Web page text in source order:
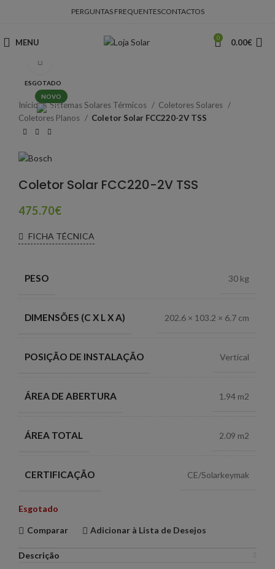
PERGUNTAS FREQUENTESCONTACTOS
MENU 0 0.00€
ESGOTADO
NOVO
Início Sistemas Solares Térmicos
Coletores Solares
Coletores Planos
Coletor Solar FCC220-2V TSS
Coletor Solar FCC220-2V TSS
475.70€
FICHA TÉCNICA
PESO 30 kg
DIMENSÕES (C X L X A) 202.6 × 103.2 × 6.7 cm
POSIÇÃO DE INSTALAÇÃO Vertical
ÁREA DE ABERTURA 1.94 m2
ÁREA TOTAL 2.09 m2
CERTIFICAÇÃO CE/Solarkeymak
Esgotado
Comparar Adicionar à Lista de Desejos
Descrição